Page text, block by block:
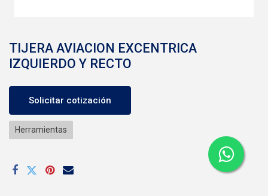
TIJERA AVIACION EXCENTRICA
IZQUIERDO Y RECTO
Solicitar cotización
Herramientas